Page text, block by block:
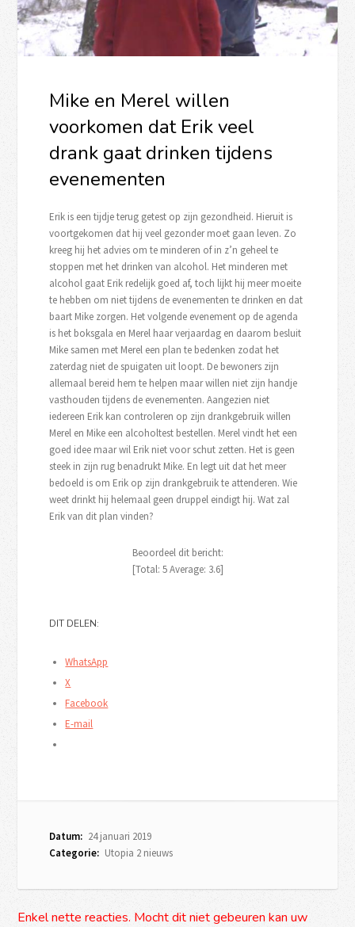
Mike en Merel willen
voorkomen dat Erik veel
drank gaat drinken tijdens
evenementen
Erik is een tijdje terug getest op zijn gezondheid. Hieruit is
voortgekomen dat hij veel gezonder moet gaan leven. Zo
kreeg hij het advies om te minderen of in z’n geheel te
stoppen met het drinken van alcohol. Het minderen met
alcohol gaat Erik redelijk goed af, toch lijkt hij meer moeite
te hebben om niet tijdens de evenementen te drinken en dat
baart Mike zorgen. Het volgende evenement op de agenda
is het boksgala en Merel haar verjaardag en daarom besluit
Mike samen met Merel een plan te bedenken zodat het
zaterdag niet de spuigaten uit loopt. De bewoners zijn
allemaal bereid hem te helpen maar willen niet zijn handje
vasthouden tijdens de evenementen. Aangezien niet
iedereen Erik kan controleren op zijn drankgebruik willen
Merel en Mike een alcoholtest bestellen. Merel vindt het een
goed idee maar wil Erik niet voor schut zetten. Het is geen
steek in zijn rug benadrukt Mike. En legt uit dat het meer
bedoeld is om Erik op zijn drankgebruik te attenderen. Wie
weet drinkt hij helemaal geen druppel eindigt hij. Wat zal
Erik van dit plan vinden?
Beoordeel dit bericht:
[Total: 5Average: 3.6]
DIT DELEN:
WhatsApp
X
Facebook
E-mail
Datum: 24 januari 2019
Categorie: Utopia 2 nieuws
Enkel nette reacties. Mocht dit niet gebeuren kan uw